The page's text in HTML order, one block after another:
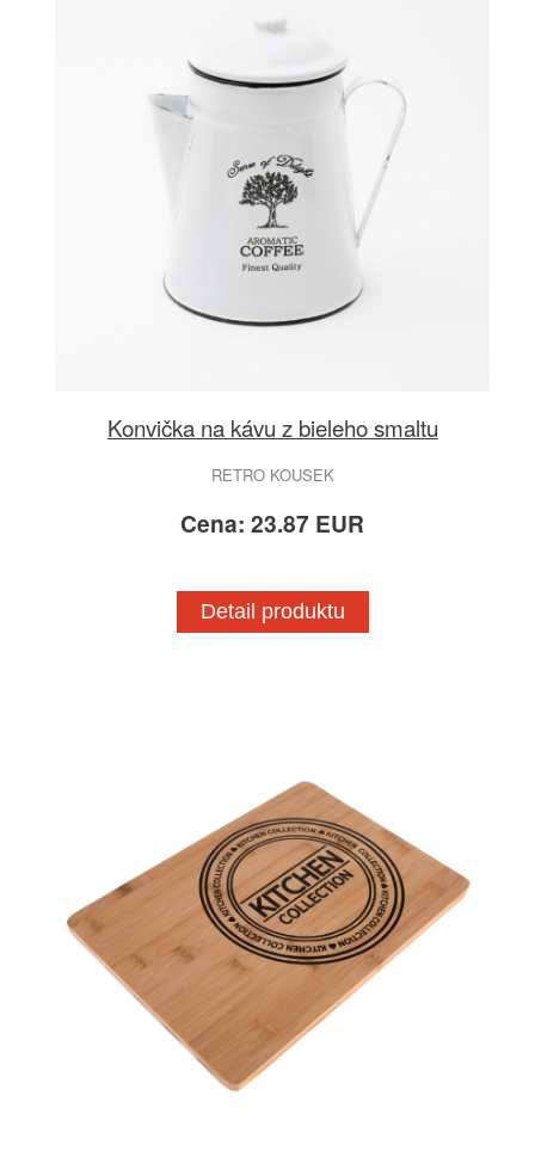
Konvička na kávu z bieleho smaltu
RETRO KOUSEK
Cena: 23.87 EUR
Detail produktu